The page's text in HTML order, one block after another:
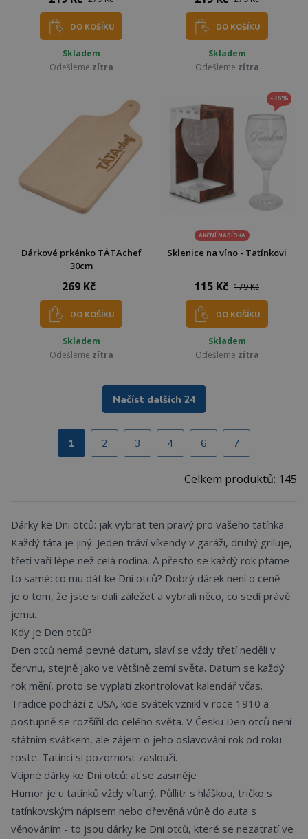
DO KOŠÍKU
Skladem
Odešleme zítra
DO KOŠÍKU
Skladem
Odešleme zítra
Dárkové prkénko TÁTAchef
30cm
269 Kč
DO KOŠÍKU
Skladem
Odešleme zítra
-36%
AKČNÍ NABÍDKA
Sklenice na víno - Tatínkovi
115 Kč 179 Kč
DO KOŠÍKU
Skladem
Odešleme zítra
Načíst dalších 24
1 2 3 4 6 7
Celkem produktů: 145
Dárky ke Dni otců: jak vybrat ten pravý pro vašeho tatínka
Každý táta je jiný. Jeden tráví víkendy v garáži, druhý griluje,
třetí vaří lépe než celá rodina. A přesto se každý rok ptáme
to samé: co mu dát ke Dni otců? Dobrý dárek není o ceně -
je o tom, že jste si dali záležet a vybrali něco, co sedí právě
jemu.
Kdy je Den otců?
Den otců nemá pevné datum, slaví se vždy třetí neděli v
červnu, stejně jako ve většině zemí světa. Datum se každý
rok mění, proto se vyplatí zkontrolovat kalendář včas.
Tradice pochází z USA, kde svátek vznikl v roce 1910 a
postupně se rozšířil do celého světa. V Česku Den otců není
státním svátkem, ale zájem o jeho oslavování rok od roku
roste. Tatínci si pozornost zaslouží.
Vtipné dárky ke Dni otců: ať se zasměje
Humor je u tatínků vždy vítaný. Půllitr s hláškou, tričko s
tatínkovským nápisem nebo dřevěná vůně do auta s
věnováním - to jsou dárky ke Dni otců, které se nezatratí ve